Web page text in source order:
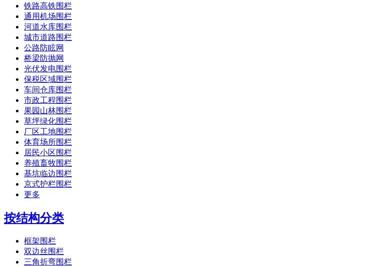
铁路高铁围栏
通用机场围栏
河道水库围栏
城市道路围栏
公路防眩网
桥梁防抛网
光伏发电围栏
保税区域围栏
车间仓库围栏
市政工程围栏
果园山林围栏
草坪绿化围栏
厂区工地围栏
体育场所围栏
居民小区围栏
养殖畜牧围栏
基坑临边围栏
京式护栏围栏
更多
按结构分类
框架围栏
双边丝围栏
三角折弯围栏